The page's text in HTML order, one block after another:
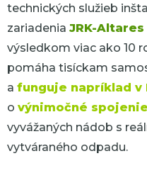
technických služieb
zariadenia JRK-
výsledkom viac ako 10
pomáha tisíckam
a funguje napríklad v
o výnimočné spojenie
vyvážaných nádob s
vytváraného odpadu.